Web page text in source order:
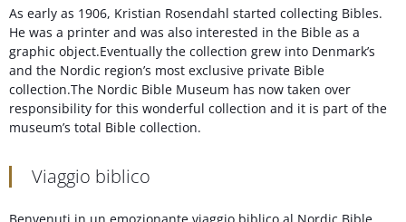
As early as 1906, Kristian Rosendahl started collecting Bibles.
He was a printer and was also interested in the Bible as a
graphic object.Eventually the collection grew into Denmark’s
and the Nordic region’s most exclusive private Bible
collection.The Nordic Bible Museum has now taken over
responsibility for this wonderful collection and it is part of the
museum’s total Bible collection.
Viaggio biblico
Benvenuti in un emozionante viaggio biblico al Nordic Bible